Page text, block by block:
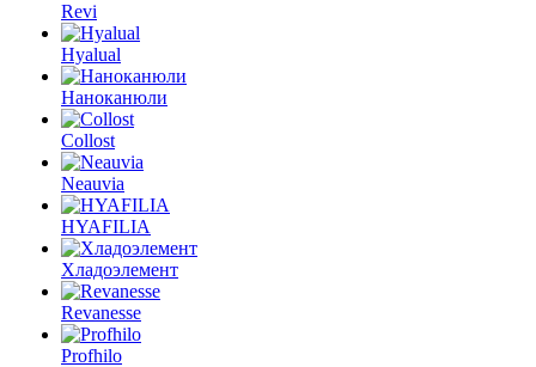
Revi
Hyalual
Наноканюли
Collost
Neauvia
HYAFILIA
Хладоэлемент
Revanesse
Profhilo